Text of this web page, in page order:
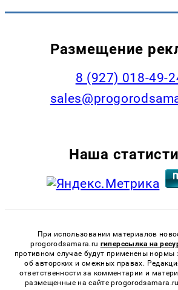
Размещение
8 (927) 018-49-
Наша
При использовании материалов
progorodsamara.ru гиперссылка на
противном случае будут применены нормы
об авторских и смежных правах.
ответственности за комментарии и
размещенные на сайте